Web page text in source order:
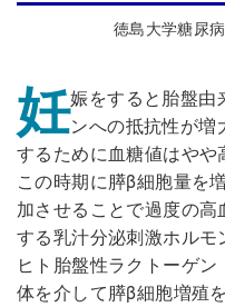
徳島大学糖尿
妊娠をすると胎盤由
ンへの抵抗性が
するために血糖値はや
この時期に膵β細胞量を
加させることで過度の
する乳汁分泌刺激ホル
ヒト胎盤性ラクトーゲ
体を介して膵β細胞増殖